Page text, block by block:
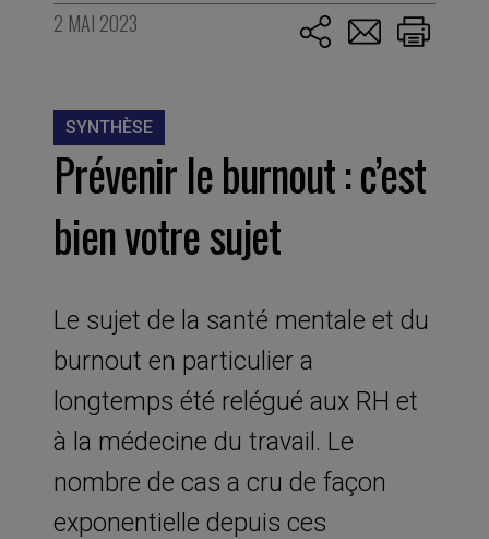
2 MAI 2023
SYNTHÈSE
Prévenir le burnout : c’est
bien votre sujet
Le sujet de la santé mentale et du
burnout en particulier a
longtemps été relégué aux RH et
à la médecine du travail. Le
nombre de cas a cru de façon
exponentielle depuis ces